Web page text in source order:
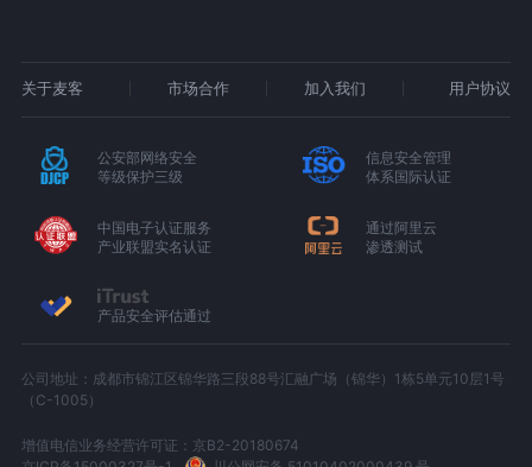
关于麦客 市场合作 加入我们 用户协议
公安部网络安全
等级保护三级
信息安全管理
体系国际认证
中国电子认证服务
产业联盟实名认证
通过阿里云
渗透测试
产品安全评估通过
公司地址：成都市锦江区锦华路三段88号汇融广场（锦华）1栋5单元10层1号
（C-1005）
增值电信业务经营许可证：京B2-20180674